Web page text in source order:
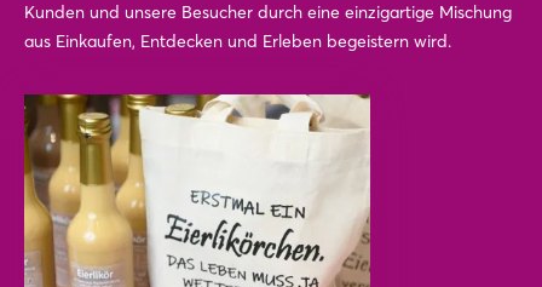
Kunden und unsere Besucher durch eine einzigartige Mischung
aus Einkaufen, Entdecken und Erleben begeistern wird.